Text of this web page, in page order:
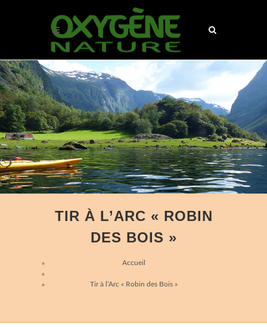
TIR À L’ARC « ROBIN
DES BOIS »
Accueil
Tir à l’Arc « Robin des Bois »